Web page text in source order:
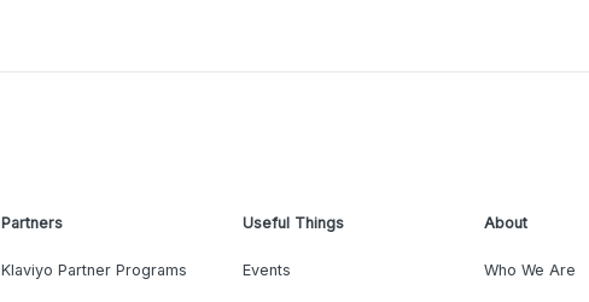
Partners
Klaviyo Partner Programs
Useful Things
Events
About
Who We Are